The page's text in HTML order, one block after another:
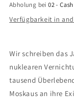
Abholung bei02 -
Verfügbarkeit in
Wir schreiben das
nuklearen
tausend
Moskaus an ihre